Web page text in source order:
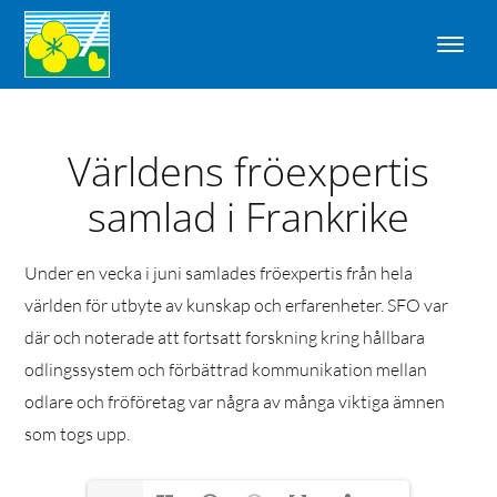
Världens fröexpertis
samlad i Frankrike
Under en vecka i juni samlades fröexpertis från hela
världen för utbyte av kunskap och erfarenheter. SFO var
där och noterade att fortsatt forskning kring hållbara
odlingssystem och förbättrad kommunikation mellan
odlare och fröföretag var några av många viktiga ämnen
som togs upp.